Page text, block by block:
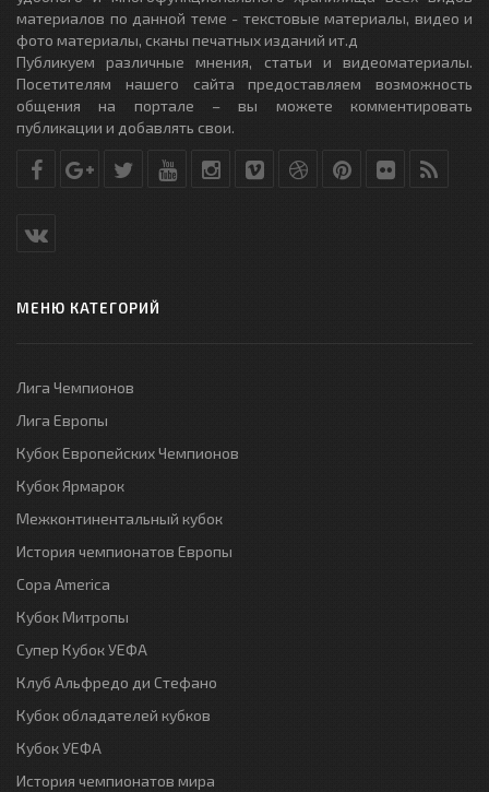
материалов по данной теме - текстовые материалы, видео и
фото материалы, сканы печатных изданий ит.д
Публикуем различные мнения, статьи и видеоматериалы.
Посетителям нашего сайта предоставляем возможность
общения на портале – вы можете комментировать
публикации и добавлять свои.
МЕНЮ КАТЕГОРИЙ
Лига Чемпионов
Лига Европы
Кубок Европейских Чемпионов
Кубок Ярмарок
Межконтинентальный кубок
История чемпионатов Европы
Copa America
Кубок Митропы
Супер Кубок УЕФА
Клуб Альфредо ди Стефано
Кубок обладателей кубков
Кубок УЕФА
История чемпионатов мира